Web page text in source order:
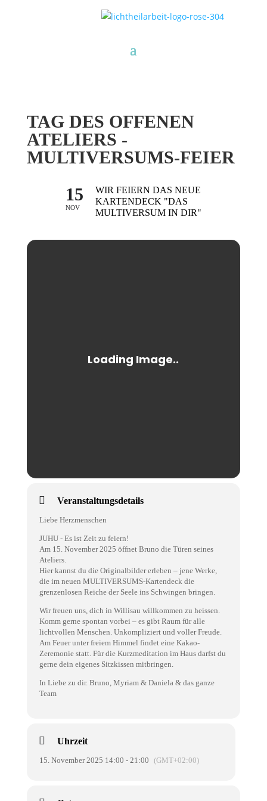
TAG DES OFFENEN
ATELIERS -
MULTIVERSUMS-FEIER
15
NOV
WIR FEIERN DAS NEUE
KARTENDECK "DAS
MULTIVERSUM IN DIR"
Veranstaltungsdetails
Liebe Herzmenschen
JUHU - Es ist Zeit zu feiern!
Am 15. November 2025 öffnet Bruno die Türen seines
Ateliers.
Hier kannst du die Originalbilder erleben – jene Werke,
die im neuen MULTIVERSUMS-Kartendeck die
grenzenlosen Reiche der Seele ins Schwingen bringen.
Wir freuen uns, dich in Willisau willkommen zu heissen.
Komm gerne spontan vorbei – es gibt Raum für alle
lichtvollen Menschen. Unkompliziert und voller Freude.
Am Feuer unter freiem Himmel findet eine Kakao-
Zeremonie statt. Für die Kurzmeditation im Haus darfst du
gerne dein eigenes Sitzkissen mitbringen.
In Liebe zu dir. Bruno, Myriam & Daniela & das ganze
Team
Uhrzeit
15. November 2025 14:00 - 21:00 (GMT+02:00)